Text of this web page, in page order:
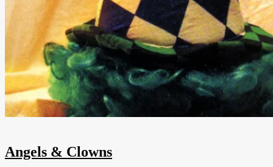
Angels & Clowns